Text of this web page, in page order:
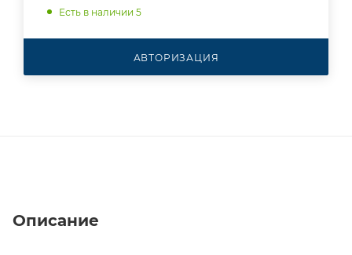
Есть в наличии 5
АВТОРИЗАЦИЯ
Описание